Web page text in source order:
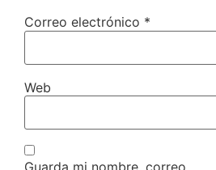
Correo electrónico *
Web